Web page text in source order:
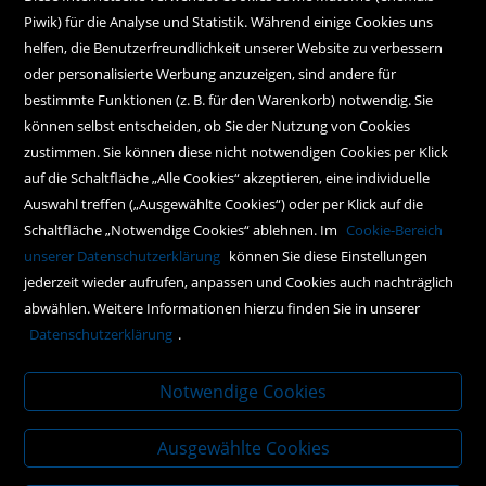
Kundenservice
Hilfe
Kontakt
Social Media
Policy
AGBs
Impressum
Datenschutz
Piwik) für die Analyse und Statistik. Während einige Cookies uns
helfen, die Benutzerfreundlichkeit unserer Website zu verbessern
oder personalisierte Werbung anzuzeigen, sind andere für
bestimmte Funktionen (z. B. für den Warenkorb) notwendig. Sie
können selbst entscheiden, ob Sie der Nutzung von Cookies
zustimmen. Sie können diese nicht notwendigen Cookies per Klick
auf die Schaltfläche „Alle Cookies“ akzeptieren, eine individuelle
Auswahl treffen („Ausgewählte Cookies“) oder per Klick auf die
Schaltfläche „Notwendige Cookies“ ablehnen. Im Cookie-Bereich
unserer Datenschutzerklärung können Sie diese Einstellungen
jederzeit wieder aufrufen, anpassen und Cookies auch nachträglich
abwählen. Weitere Informationen hierzu finden Sie in unserer
Datenschutzerklärung .
Notwendige Cookies
Ausgewählte Cookies